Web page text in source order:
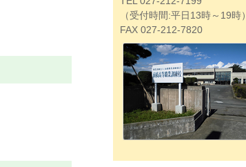
（受付時間:平日13時～19時）
FAX 027-212-7820